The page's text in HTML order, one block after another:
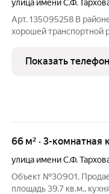
улица имени С.Ф.
Арт. 135095258 В
хорошей транспортной
десятиэтажного дома,
ремонт, из
Показать телефон
66 м² · 3-комнатная
улица имени С.Ф.
Объект №30901.
площадь 39.7 кв.м.,